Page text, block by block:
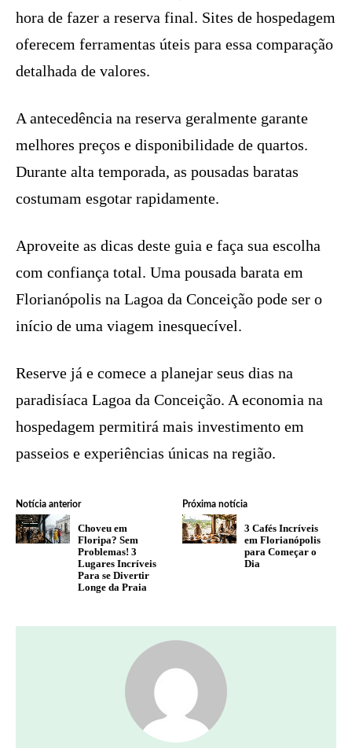
hora de fazer a reserva final. Sites de hospedagem
oferecem ferramentas úteis para essa comparação
detalhada de valores.
A antecedência na reserva geralmente garante
melhores preços e disponibilidade de quartos.
Durante alta temporada, as pousadas baratas
costumam esgotar rapidamente.
Aproveite as dicas deste guia e faça sua escolha
com confiança total. Uma pousada barata em
Florianópolis na Lagoa da Conceição pode ser o
início de uma viagem inesquecível.
Reserve já e comece a planejar seus dias na
paradisíaca Lagoa da Conceição. A economia na
hospedagem permitirá mais investimento em
passeios e experiências únicas na região.
Notícia anterior
Choveu em
Floripa? Sem
Problemas! 3
Lugares Incríveis
Para se Divertir
Longe da Praia
Próxima notícia
3 Cafés Incríveis
em Florianópolis
para Começar o
Dia